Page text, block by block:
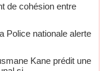
de cohésion entre
Police nationale alerte
Kane prédit une